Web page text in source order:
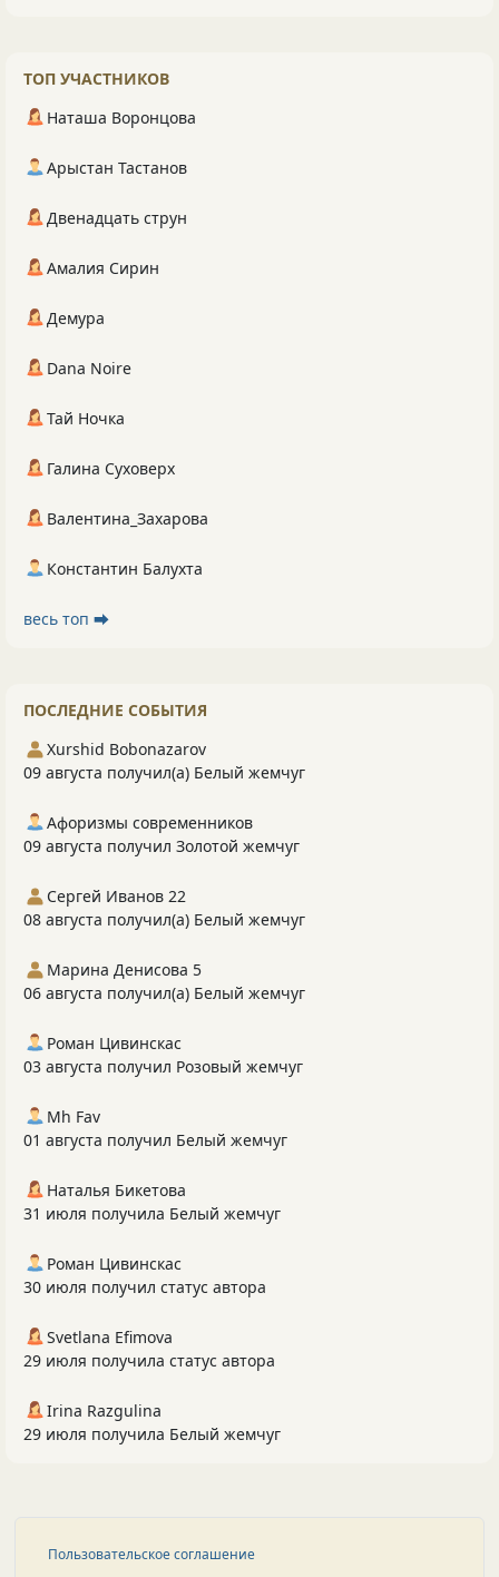
ТОП УЧАСТНИКОВ
Наташа Воронцова
Арыстан Тастанов
Двенадцать струн
Амалия Сирин
Демура
Dana Noire
Тай Ночка
Галина Суховерх
Валентина_Захарова
Константин Балухта
весь топ ⮕
ПОСЛЕДНИЕ СОБЫТИЯ
Xurshid Bobonazarov
09 августа получил(а) Белый жемчуг
Афоризмы современников
09 августа получил Золотой жемчуг
Сергей Иванов 22
08 августа получил(а) Белый жемчуг
Марина Денисова 5
06 августа получил(а) Белый жемчуг
Роман Цивинскас
03 августа получил Розовый жемчуг
Mh Fav
01 августа получил Белый жемчуг
Наталья Бикетова
31 июля получила Белый жемчуг
Роман Цивинскас
30 июля получил статус автора
Svetlana Efimova
29 июля получила статус автора
Irina Razgulina
29 июля получила Белый жемчуг
Пользовательское соглашение